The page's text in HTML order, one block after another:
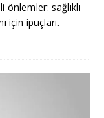
sağlıklı
için ipuçları.